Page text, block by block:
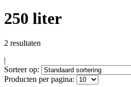
250 liter
2 resultaten
|
Sorteer op:
Producten per pagina: